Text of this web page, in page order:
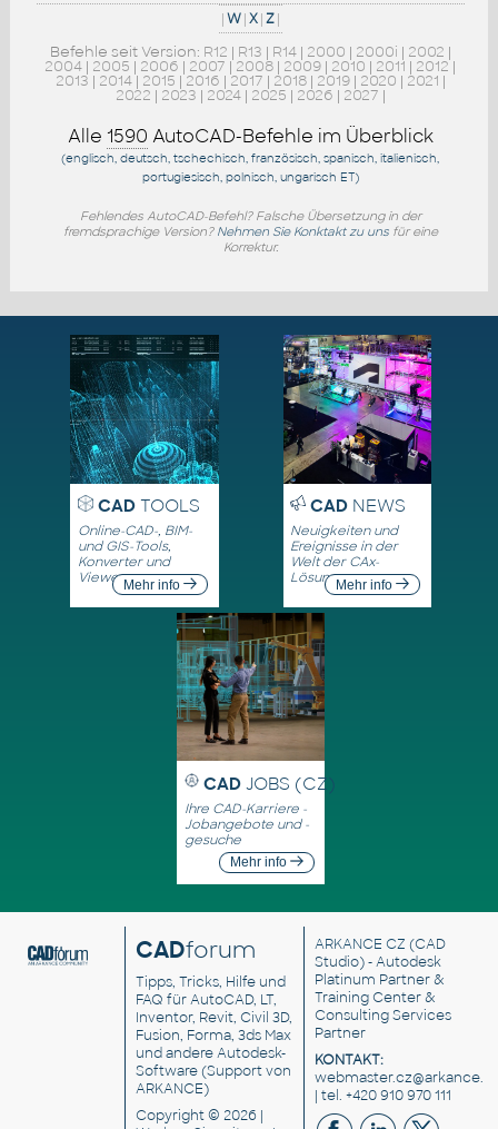
|W |X |Z |
Befehle seit Version: R12 | R13 | R14| 2000 | 2000i | 2002 |
2004 | 2005 | 2006 | 2007 |2008 | 2009 | 2010 | 2011 | 2012|
2013 | 2014| 2015 |2016 | 2017 | 2018| 2019| 2020 | 2021 |
2022 | 2023 | 2024| 2025 | 2026 | 2027 |
Alle 1590 AutoCAD-Befehle im Überblick
(englisch, deutsch, tschechisch, französisch, spanisch, italienisch,
portugiesisch, polnisch, ungarisch ET)
Fehlendes AutoCAD-Befehl? Falsche Übersetzung in der
fremdsprachige Version? Nehmen Sie Konktakt zu unsfür eine
Korrektur.
CADTOOLS
Online-CAD-, BIM-
und GIS-Tools,
Konverter und
ViewerMehr info
CADNEWS
Neuigkeiten und
Ereignisse in der
Welt der CAx-
LösungenMehr info
CAD JOBS (CZ)
Ihre CAD-Karriere -
Jobangebote und -
gesuche
Mehr info
CADforum
Tipps, Tricks, Hilfe und
FAQ für AutoCAD, LT,
Inventor, Revit, Civil 3D,
Fusion, Forma, 3ds Max
und andere Autodesk-
Software (Support von
ARKANCE)
Copyright © 2026 |
ARKANCE CZ (CAD
Studio) - Autodesk
Platinum Partner &
Training Center &
Consulting Services
Partner
KONTAKT:
| tel. +420 910 970 111